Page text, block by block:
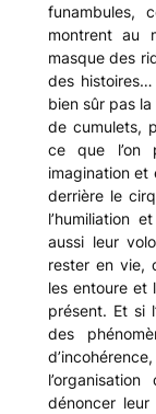
funambules,
montrent au
masque des
des histoires…
bien sûr pas
de cumulets,
ce que l’on
imagination et
derrière le
l’humiliation
aussi leur
rester en vie,
les entoure et
présent. Et si
des
dénoncer